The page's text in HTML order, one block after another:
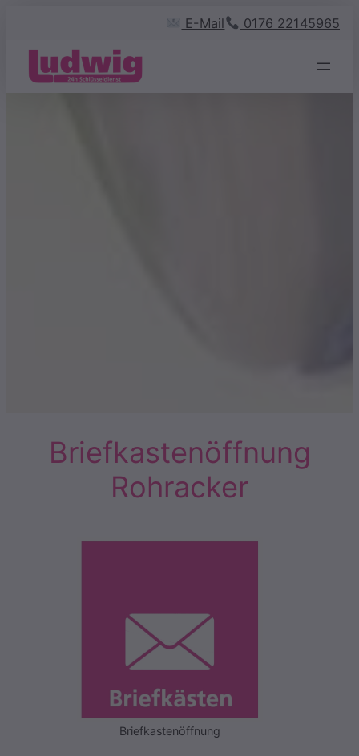
springen
E-Mail 0176 22145965
Briefkastenöffnung
Rohracker
Briefkastenöffnung